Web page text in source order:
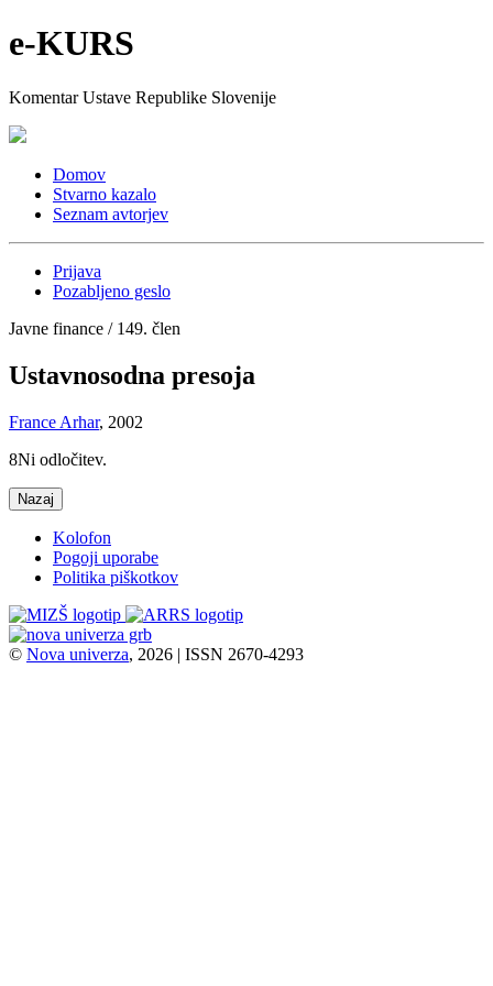
e-KURS
Komentar Ustave Republike Slovenije
Domov
Stvarno kazalo
Seznam avtorjev
Prijava
Pozabljeno geslo
Javne finance / 149. člen
Ustavnosodna presoja
France Arhar, 2002
8Ni odločitev.
Nazaj
Kolofon
Pogoji uporabe
Politika piškotkov
© Nova univerza, 2026 | ISSN 2670-4293